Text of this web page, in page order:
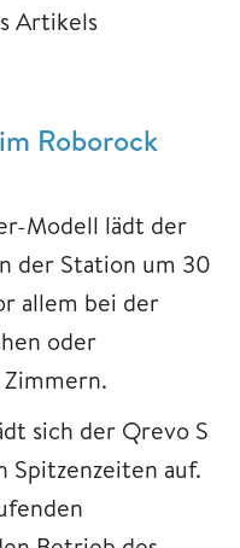
Artikels
Roborock
Modell lädt der
der Station um 30
allem bei der
oder
sich der Qrevo S
Spitzenzeiten auf.